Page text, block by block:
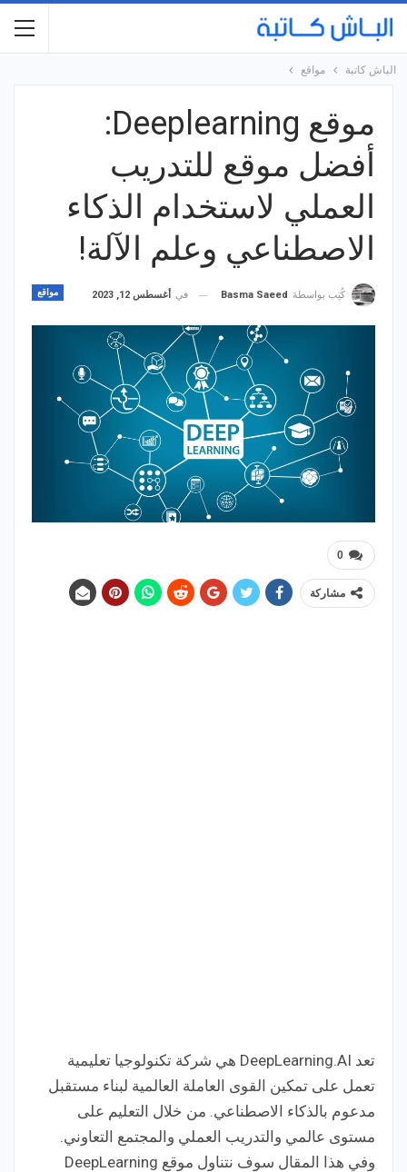
الباش كاتبة مواقع
موقع Deeplearning:
أفضل موقع للتدريب
العملي لاستخدام الذكاء
الاصطناعي وعلم الآلة!
مواقع كُتِب بواسطة Basma Saeed في أغسطس 12, 2023
0
مشاركة
تعد DeepLearning.AI هي شركة تكنولوجيا تعليمية
تعمل على تمكين القوى العاملة العالمية لبناء مستقبل
مدعوم بالذكاء الاصطناعي. من خلال التعليم على
مستوى عالمي والتدريب العملي والمجتمع التعاوني.
وفي هذا المقال سوف نتناول موقع DeepLearning